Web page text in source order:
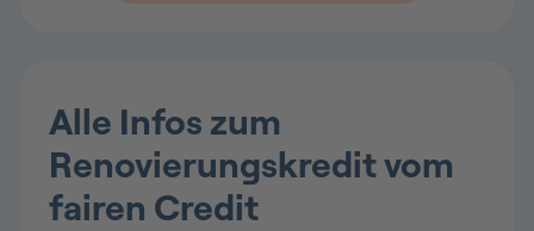
Alle Infos zum
Renovierungskredit vom
fairen Credit